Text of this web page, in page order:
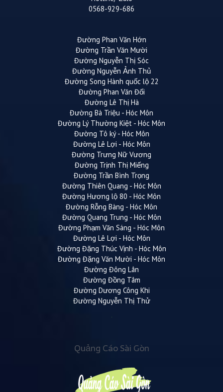
0568-929-686
Đường Phan Văn Hớn
Đường Trần Văn Mười
Đường Nguyễn Thị Sóc
Đường Nguyễn Ảnh Thủ
Đường Song Hành quốc lộ 22
Đường Phan Văn Đối
Đường Lê Thị Hà
Đường Bà Triệu - Hóc Môn
Đường Lý Thường Kiệt - Hóc Môn
Đường Tô ký - Hóc Môn
Đường Lê Lợi - Hóc Môn
Đường Trưng Nữ Vương
Đường Trịnh Thị Miếng
Đường Trần Bình Trọng
Đường Thiên Quang - Hóc Môn
Đường Hương lộ 80 - Hóc Môn
Đường Rỗng Bàng - Hóc Môn
Đường Quang Trung - Hóc Môn
Đường Phạm Văn Sáng - Hóc Môn
Đường Lê Lợi - Hóc Môn
Đường Đặng Thúc Vịnh - Hóc Môn
Đường Đặng Văn Mười - Hóc Môn
Đường Đông Lân
Đường Đồng Tâm
Đường Dương Công Khi
Đường Nguyễn Thị Thử
Quảng Cáo Sài Gòn